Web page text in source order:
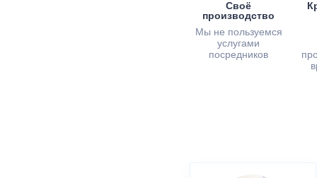
Своё
производство
Мы не пользуемся
услугами
посредников